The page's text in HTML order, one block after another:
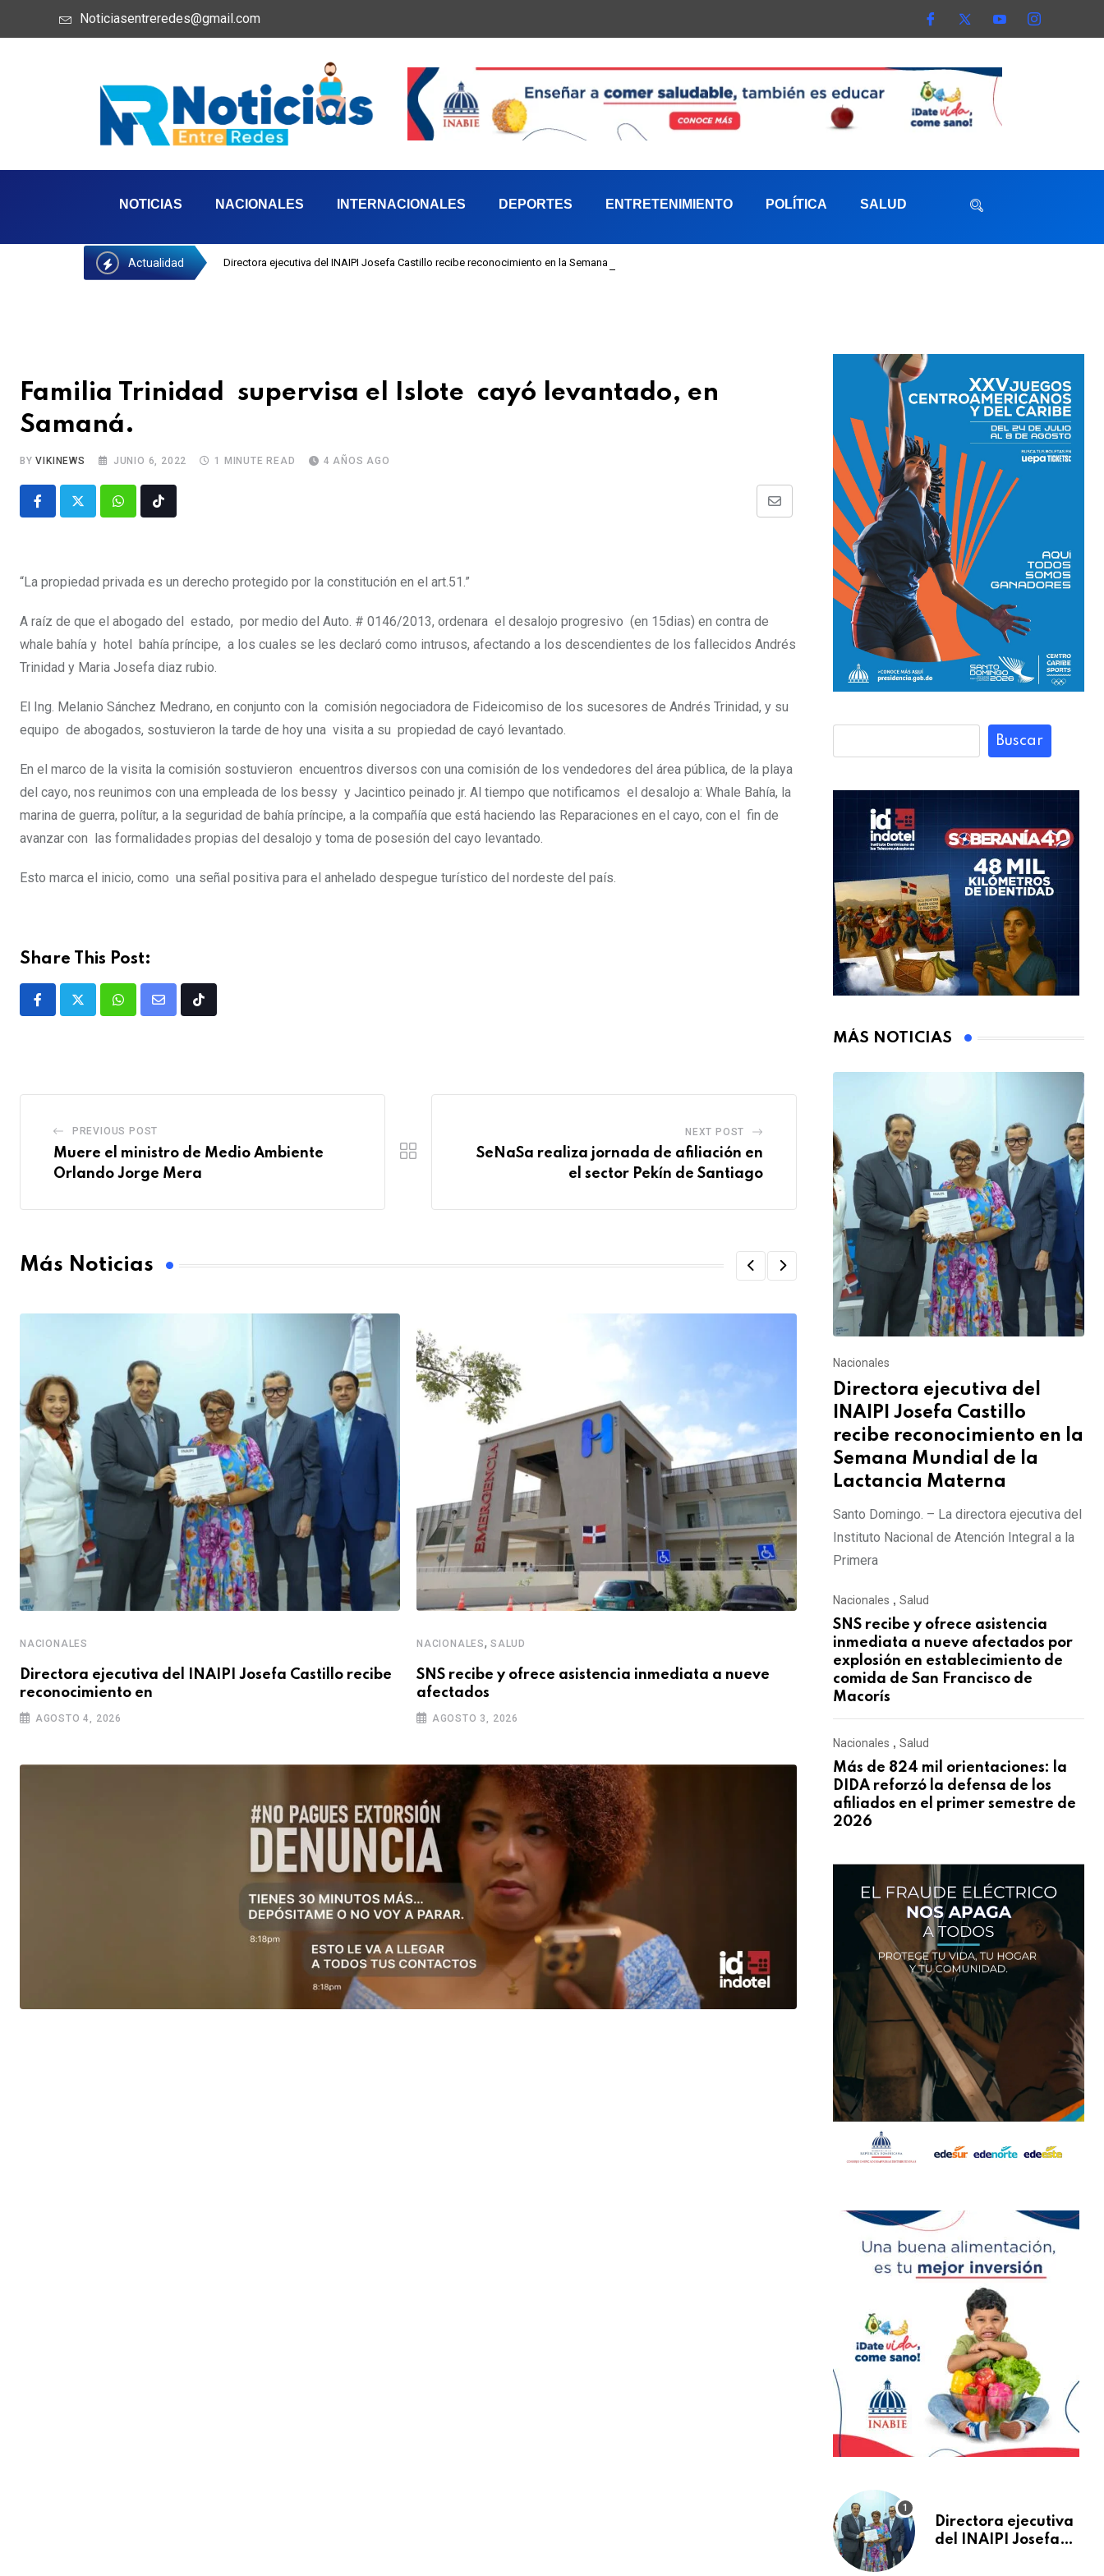
Noticiasentreredes@gmail.com
NOTICIAS NACIONALES INTERNACIONALES DEPORTES ENTRETENIMIENTO POLÍTICA SALUD
Actualidad Directora ejecutiva del INAIPI Josefa Castillo recibe reconocimiento en la Semana Mundial de la Lactancia Materna
Familia Trinidad supervisa el Islote cayó levantado, en
Samaná.
BYVIKINEWS JUNIO 6, 2022 1 MINUTE READ 4 AÑOS AGO
“La propiedad privada es un derecho protegido por la constitución en el art.51.”
A raíz de que el abogado del estado, por medio del Auto. # 0146/2013, ordenara el desalojo progresivo (en 15dias) en contra de
whale bahía y hotel bahía príncipe, a los cuales se les declaró como intrusos, afectando a los descendientes de los fallecidos Andrés
Trinidad y Maria Josefa diaz rubio.
El Ing. Melanio Sánchez Medrano, en conjunto con la comisión negociadora de Fideicomiso de los sucesores de Andrés Trinidad, y su
equipo de abogados, sostuvieron la tarde de hoy una visita a su propiedad de cayó levantado.
En el marco de la visita la comisión sostuvieron encuentros diversos con una comisión de los vendedores del área pública, de la playa
del cayo, nos reunimos con una empleada de los bessy y Jacintico peinado jr. Al tiempo que notificamos el desalojo a: Whale Bahía, la
marina de guerra, polítur, a la seguridad de bahía príncipe, a la compañía que está haciendo las Reparaciones en el cayo, con el fin de
avanzar con las formalidades propias del desalojo y toma de posesión del cayo levantado.
Esto marca el inicio, como una señal positiva para el anhelado despegue turístico del nordeste del país.
Share This Post:
PREVIOUS POST
Muere el ministro de Medio Ambiente
Orlando Jorge Mera
NEXT POST
SeNaSa realiza jornada de afiliación en
el sector Pekín de Santiago
Más Noticias
NACIONALES
Directora ejecutiva del INAIPI Josefa Castillo recibe
reconocimiento en
AGOSTO 4, 2026
NACIONALES, SALUD
SNS recibe y ofrece asistencia inmediata a nueve
afectados
AGOSTO 3, 2026
NACIONALES ,SALUD
Más de 824 mil orientaciones: la DIDA
AGOSTO 3, 2026
Buscar
MÁS NOTICIAS
Nacionales
Directora ejecutiva del
INAIPI Josefa Castillo
recibe reconocimiento en la
Semana Mundial de la
Lactancia Materna
Santo Domingo. – La directora ejecutiva del
Instituto Nacional de Atención Integral a la
Primera
Nacionales , Salud
SNS recibe y ofrece asistencia
inmediata a nueve afectados por
explosión en establecimiento de
comida de San Francisco de
Macorís
Nacionales , Salud
Más de 824 mil orientaciones: la
DIDA reforzó la defensa de los
afiliados en el primer semestre de
2026
Directora ejecutiva
del INAIPI Josefa